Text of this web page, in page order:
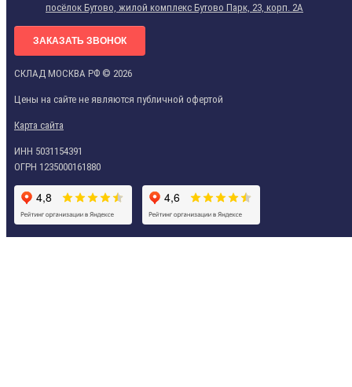
посёлок Бутово, жилой комплекс Бутово Парк, 23, корп. 2А
ЗАКАЗАТЬ ЗВОНОК
СКЛАД МОСКВА РФ © 2026
Цены на сайте не являются публичной офертой
Карта сайта
ИНН 5031154391
ОГРН 1235000161880